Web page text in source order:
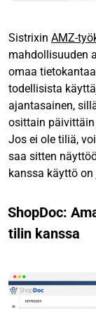
Sistrixin AMZ-
mahdollisuuden
omaa
todellisista
ajantasainen,
osittain
Jos ei ole tiliä,
saa sitten
kanssa käyttö
ShopDoc:
tilin kanssa